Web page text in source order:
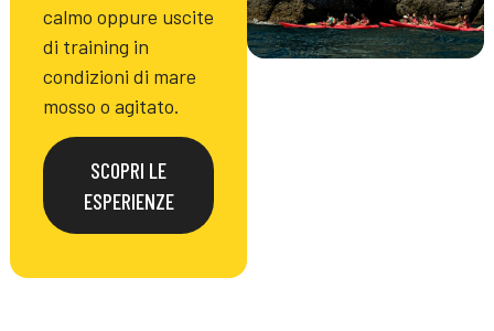
calmo oppure uscite
di training in
condizioni di mare
mosso o agitato.
SCOPRI LE
ESPERIENZE